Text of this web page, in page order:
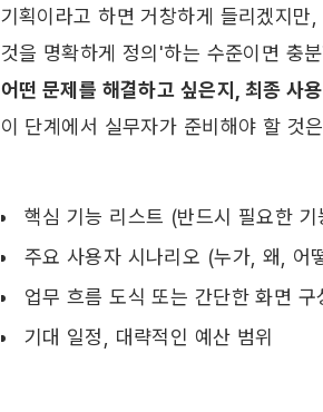
기획이라고 하면 거창하게 들리겠지
것을 명확하게 정의'하는 수준이면 충
어떤 문제를 해결하고 싶은지, 최종 사
이 단계에서 실무자가 준비해야 할 것
핵심 기능 리스트 (반드시 필요한
주요 사용자 시나리오 (누가, 왜, 어
업무 흐름 도식 또는 간단한 화면 구
기대 일정, 대략적인 예산 범위